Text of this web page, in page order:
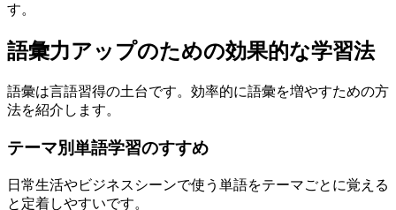
す。
語彙力アップのための効果的な学習法
語彙は言語習得の土台です。効率的に語彙を増やすための方
法を紹介します。
テーマ別単語学習のすすめ
日常生活やビジネスシーンで使う単語をテーマごとに覚える
と定着しやすいです。